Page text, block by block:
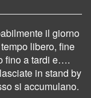
il giorno
libero, fine
fino a tardi e….
in stand by
si accumulano.